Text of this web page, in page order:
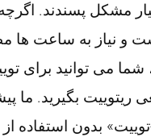
مشکل پسندند.
و نیاز به ساعت ها
شما می توانید برای
بگیرید. ما
توییت» بدون استفاده